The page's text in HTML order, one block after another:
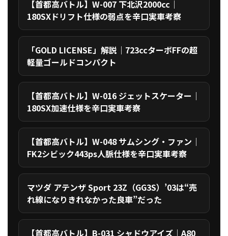
【首都高バトル】W-007 下北沢2000cc｜
180SXドリフト仕様の弱点を辛口実車考察
「GOLD LICENSE」解説｜723ccターボFFの超
軽量ゴールドコンパクト
【首都高バトル】W-016 ジェットスケーター｜
180SX加速仕様を辛口実車考察
【首都高バトル】W-048 サムシング・ファン｜
FK2シビック443ps人脈仕様を辛口実車考察
マツダ アテンザ Sport 23Z（GG3S）’03は“売
れ線になりきれなかった良車”だった
【首都高バトル】B-031 シャドウアイズ｜A80